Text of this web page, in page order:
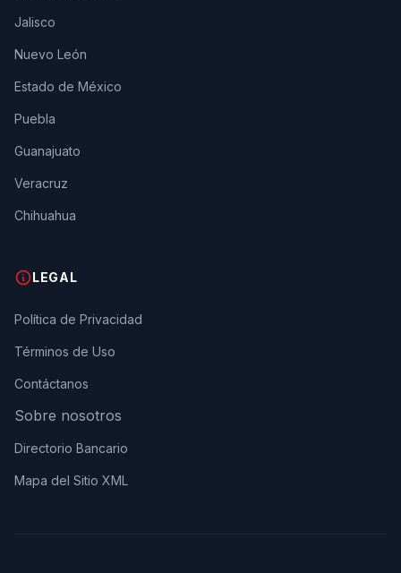
Jalisco
Nuevo León
Estado de México
Puebla
Guanajuato
Veracruz
Chihuahua
LEGAL
Política de Privacidad
Términos de Uso
Contáctanos
Sobre nosotros
Directorio Bancario
Mapa del Sitio XML